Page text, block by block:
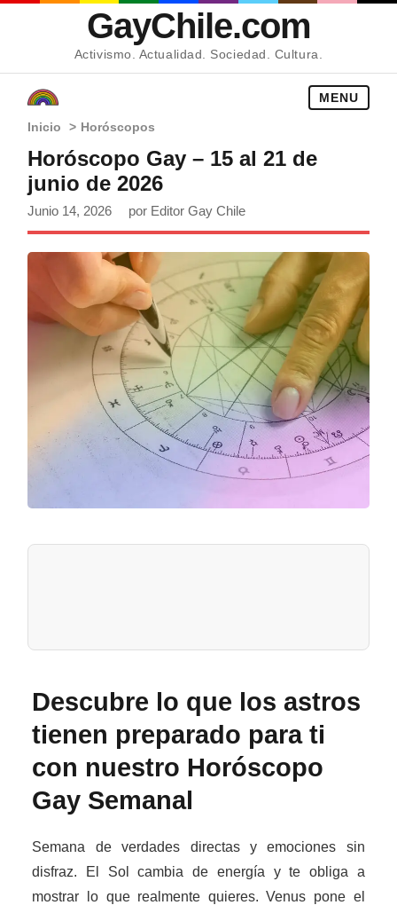
GayChile.com
Activismo. Actualidad. Sociedad. Cultura.
MENU
Inicio > Horóscopos
Horóscopo Gay – 15 al 21 de
junio de 2026
Junio 14, 2026 por Editor Gay Chile
Descubre lo que los astros
tienen preparado para ti
con nuestro Horóscopo
Gay Semanal
Semana de verdades directas y emociones sin
disfraz. El Sol cambia de energía y te obliga a
mostrar lo que realmente quieres. Venus pone el